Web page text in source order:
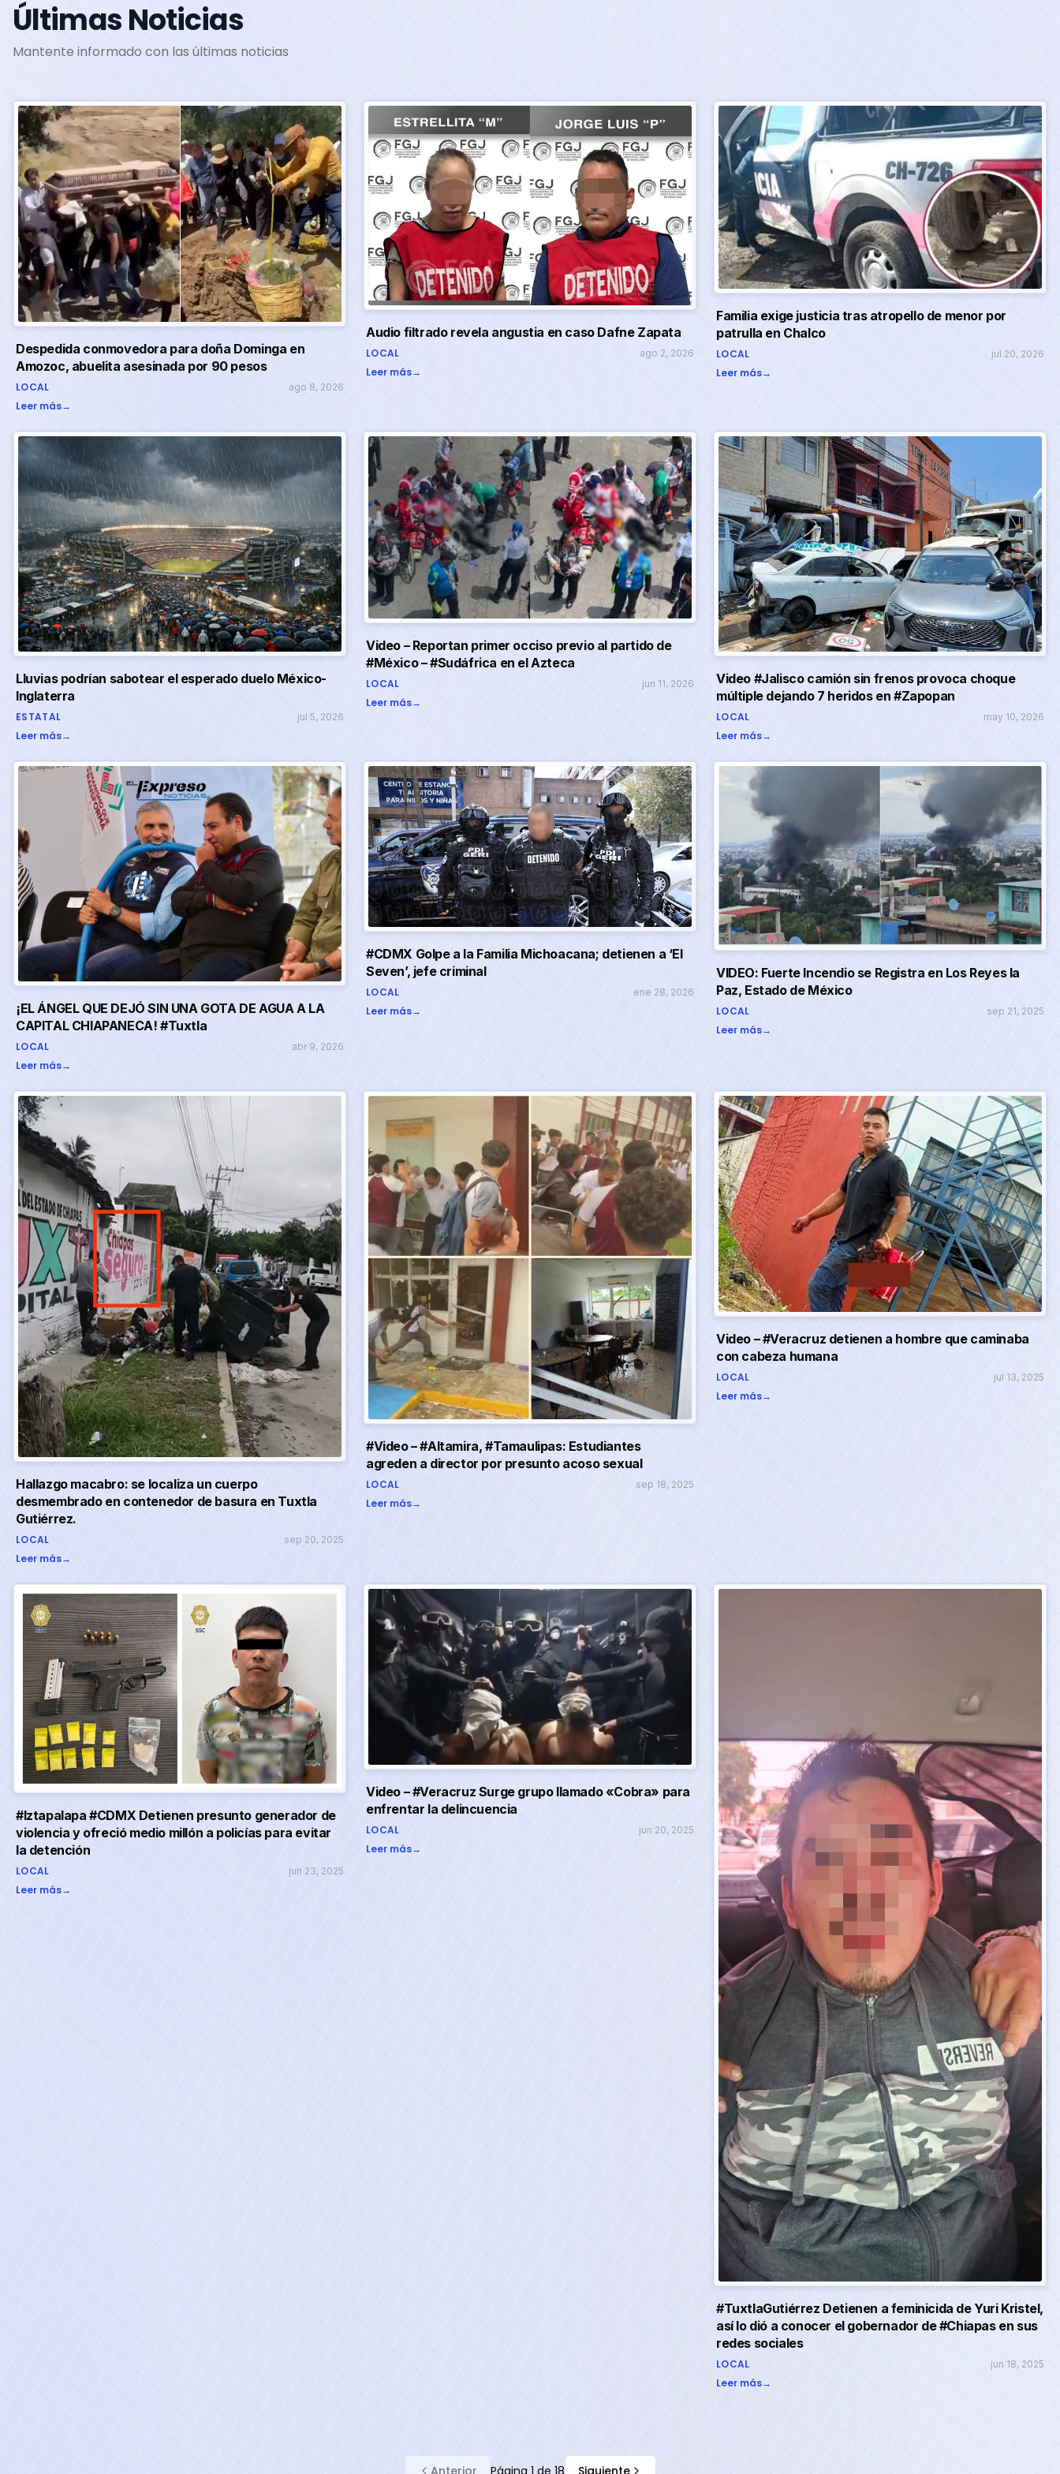
Últimas Noticias
Mantente informado con las últimas noticias
Despedida conmovedora para doña Dominga en
Amozoc, abuelita asesinada por 90 pesos
LOCAL ago 8, 2026
Leer más→
Audio filtrado revela angustia en caso Dafne Zapata
LOCAL ago 2, 2026
Leer más→
Familia exige justicia tras atropello de menor por
patrulla en Chalco
LOCAL jul 20, 2026
Leer más→
Lluvias podrían sabotear el esperado duelo México-
Inglaterra
ESTATAL jul 5, 2026
Leer más→
Video – Reportan primer occiso previo al partido de
#México – #Sudáfrica en el Azteca
LOCAL jun 11, 2026
Leer más→
Video #Jalisco camión sin frenos provoca choque
múltiple dejando 7 heridos en #Zapopan
LOCAL may 10, 2026
Leer más→
¡EL ÁNGEL QUE DEJÓ SIN UNA GOTA DE AGUA A LA
CAPITAL CHIAPANECA! #Tuxtla
LOCAL abr 9, 2026
Leer más→
#CDMX Golpe a la Familia Michoacana; detienen a ‘El
Seven’, jefe criminal
LOCAL ene 28, 2026
Leer más→
VIDEO: Fuerte Incendio se Registra en Los Reyes la
Paz, Estado de México
LOCAL sep 21, 2025
Leer más→
Hallazgo macabro: se localiza un cuerpo
desmembrado en contenedor de basura en Tuxtla
Gutiérrez.
LOCAL sep 20, 2025
Leer más→
#Video – #Altamira, #Tamaulipas: Estudiantes
agreden a director por presunto acoso sexual
LOCAL sep 18, 2025
Leer más→
Video – #Veracruz detienen a hombre que caminaba
con cabeza humana
LOCAL jul 13, 2025
Leer más→
#Iztapalapa #CDMX Detienen presunto generador de
violencia y ofreció medio millón a policías para evitar
la detención
LOCAL jun 23, 2025
Leer más→
Video – #Veracruz Surge grupo llamado «Cobra» para
enfrentar la delincuencia
LOCAL jun 20, 2025
Leer más→
#TuxtlaGutiérrez Detienen a feminicida de Yuri Kristel,
así lo dió a conocer el gobernador de #Chiapas en sus
redes sociales
LOCAL jun 18, 2025
Leer más→